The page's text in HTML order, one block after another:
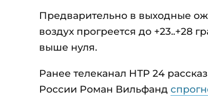
Предварительно в выходные
воздух прогреется до +23..+28
выше нуля.
Ранее телеканал НТР 24
России Роман Вильфанд